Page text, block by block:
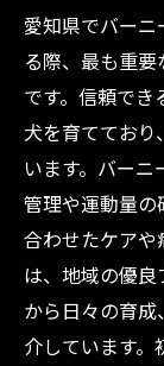
愛知県でバー
る際、最も重
です。信頼で
犬を育てており
います。バー
管理や運動量の
合わせたケア
は、地域の優
から日々の育
介しています